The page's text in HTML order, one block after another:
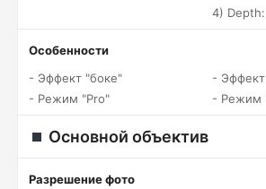
4)
Особенности
- Эффект "боке"
- Режим "Pro"
-
- Режим
Основной объектив
Разрешение фото